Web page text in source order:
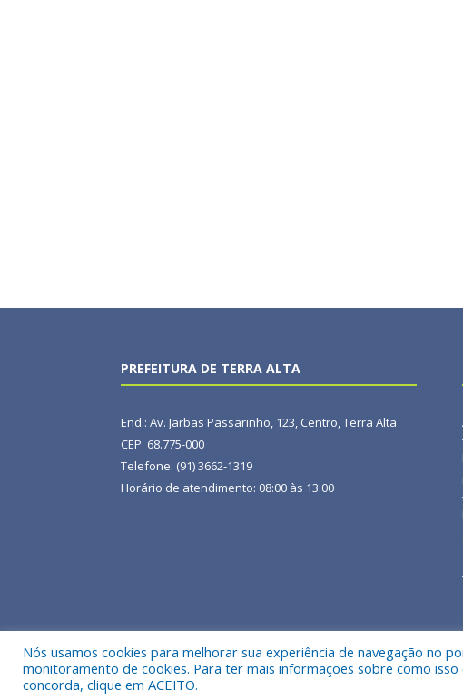
PREFEITURA DE TERRA ALTA
End.: Av. Jarbas Passarinho, 123, Centro, Terra Alta
CEP: 68.775-000
Telefone: (91) 3662-1319
Horário de atendimento: 08:00 às 13:00
Todos os direitos reservados a Prefeitura Municipal de Terra
Nós usamos cookies para melhorar sua experiência de navegação no
monitoramento de cookies. Para ter mais informações sobre como isso
concorda, clique em ACEITO.